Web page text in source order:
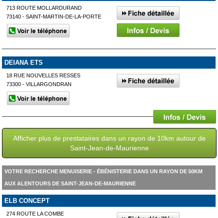
713 ROUTE MOLLARDURAND
73140 - SAINT-MARTIN-DE-LA-PORTE
DEIANA ETS
18 RUE NOUVELLES RESSES
73300 - VILLARGONDRAN
Afficher plus de prestataires dans un rayon de 10km autour de
Saint-Jean-de-Maurienne
VOTRE RECHERCHE MENUISERIE - ÉBÉNISTERIE DANS UN RAYON DE 50KM
AUX ALENTOURS DE SAINT-JEAN-DE-MAURIENNE
ELB CONCEPT
274 ROUTE LA COMBE